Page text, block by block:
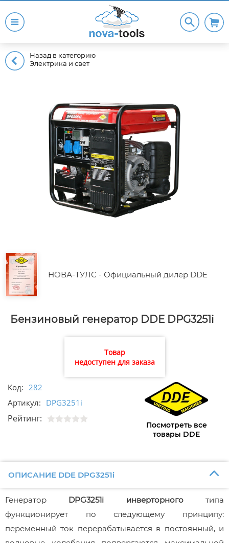
Назад в категорию
Электрика и свет
НОВА-ТУЛС - Официальный дилер DDE
Бензиновый генератор DDE DPG3251i
Товар
недоступен для заказа
Код: 282
Артикул: DPG3251i
Рейтинг:
Посмотреть все
товары DDE
ОПИСАНИЕ DDE DPG3251i
Генератор DPG3251i инверторноготипа
функционирует по следующему принципу:
переменный ток перерабатывается в постоянный, и